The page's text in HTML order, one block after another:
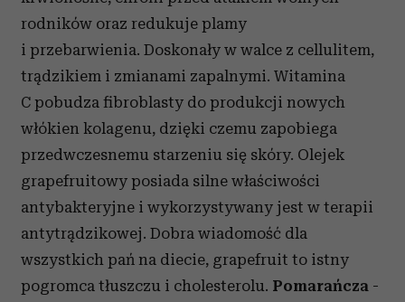
rodników oraz redukuje plamy
i przebarwienia. Doskonały w walce z cellulitem,
trądzikiem i zmianami zapalnymi. Witamina
C pobudza fibroblasty do produkcji nowych
włókien kolagenu, dzięki czemu zapobiega
przedwczesnemu starzeniu się skóry. Olejek
grapefruitowy posiada silne właściwości
antybakteryjne i wykorzystywany jest w terapii
antytrądzikowej. Dobra wiadomość dla
wszystkich pań na diecie, grapefruit to istny
pogromca tłuszczu i cholesterolu. Pomarańcza -